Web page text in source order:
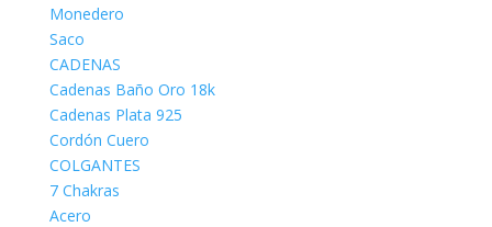
Monedero
Saco
CADENAS
Cadenas Baño Oro 18k
Cadenas Plata 925
Cordón Cuero
COLGANTES
7 Chakras
Acero